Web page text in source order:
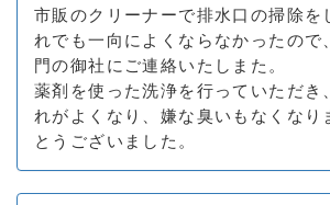
市販のクリーナーで排水口の掃除を
れでも一向によくならなかったので
門の御社にご連絡いたしまた。
薬剤を使った洗浄を行っていただき
れがよくなり、嫌な臭いもなくなり
とうございました。